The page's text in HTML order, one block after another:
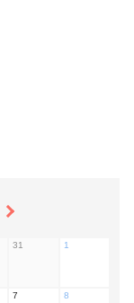
31 1
7 8